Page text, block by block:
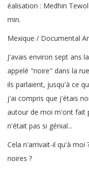
éalisation : Medhin
Mexique / Documental
J'avais environ sept ans
appelé "noire" dans la
ils parlaient, jusqu'à ce
j'ai compris que j'étais
autour de moi m'ont fait
n'était pas si génial...
Cela n'arrivait-il qu'à moi
noires ?